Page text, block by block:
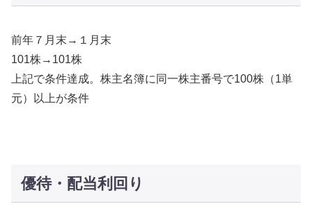
前年７月末→１月末
101株→101株
上記で条件達成。株主名簿に同一株主番号で100株（1単
元）以上が条件
優待・配当利回り